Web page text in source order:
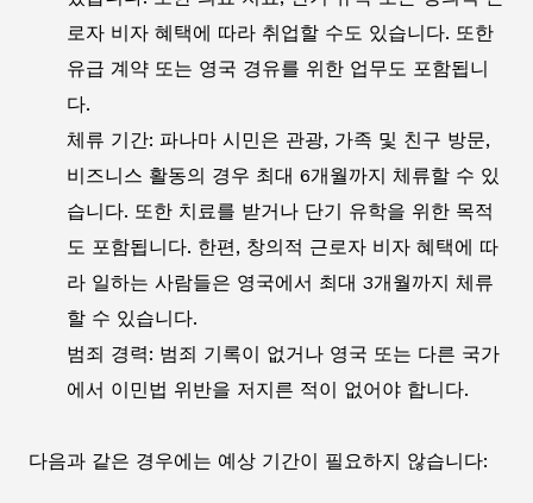
로자 비자 혜택에 따라 취업할 수도 있습니다. 또한
유급 계약 또는 영국 경유를 위한 업무도 포함됩니
다.
체류 기간: 파나마 시민은 관광, 가족 및 친구 방문,
비즈니스 활동의 경우 최대 6개월까지 체류할 수 있
습니다. 또한 치료를 받거나 단기 유학을 위한 목적
도 포함됩니다. 한편, 창의적 근로자 비자 혜택에 따
라 일하는 사람들은 영국에서 최대 3개월까지 체류
할 수 있습니다.
범죄 경력: 범죄 기록이 없거나 영국 또는 다른 국가
에서 이민법 위반을 저지른 적이 없어야 합니다.
다음과 같은 경우에는 예상 기간이 필요하지 않습니다: